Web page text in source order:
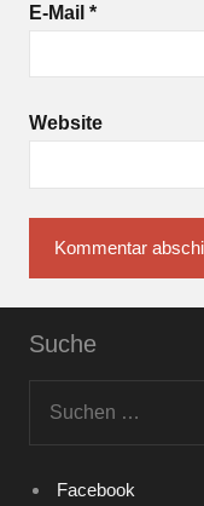
E-Mail *
Website
Suche
nach:
Facebook